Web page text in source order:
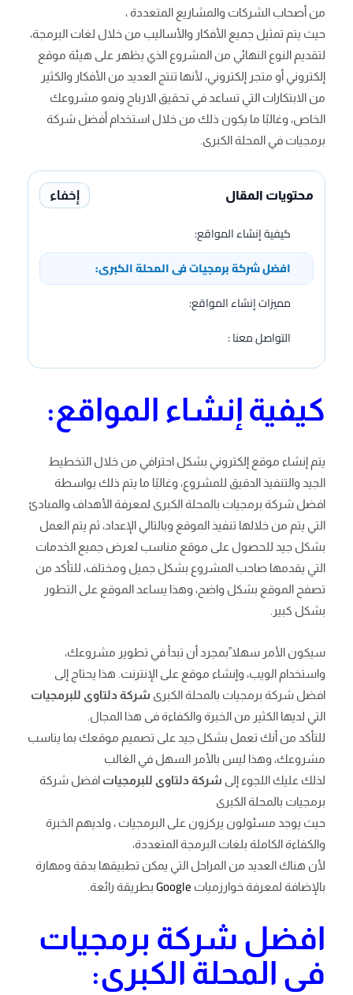
من أصحاب الشركات والمشاريع المتعددة ،
حيث يتم تمثيل جميع الأفكار والأساليب من خلال لغات البرمجة،
لتقديم النوع النهائي من المشروع الذي يظهر على هيئة موقع
إلكتروني أو متجر إلكتروني، لأنها تنتج العديد من الأفكار والكثير
من الابتكارات التي تساعد في تحقيق الارباح ونمو مشروعك
الخاص، وغالبًا ما يكون ذلك من خلال استخدام أفضل شركة
برمجيات في المحلة الكبرى.
محتويات المقال إخفاء
كيفية إنشاء المواقع:
افضل شركة برمجيات فى المحلة الكبرى:
مميزات إنشاء المواقع:
التواصل معنا :
كيفية إنشاء المواقع:
يتم إنشاء موقع إلكتروني بشكل احترافي من خلال التخطيط
الجيد والتنفيذ الدقيق للمشروع، وغالبًا ما يتم ذلك بواسطة
افضل شركة برمجيات بالمحلة الكبرى لمعرفة الأهداف والمبادئ
التي يتم من خلالها تنفيذ الموقع وبالتالي الإعداد، ثم يتم العمل
بشكل جيد للحصول على موقع مناسب لعرض جميع الخدمات
التي يقدمها صاحب المشروع بشكل جميل ومختلف، للتأكد من
تصفح الموقع بشكل واضح، وهذا يساعد الموقع على التطور
بشكل كبير.
سيكون الأمر سهلا ًبمجرد أن تبدأ في تطوير مشروعك،
واستخدام الويب، وإنشاء موقع على الإنترنت. هذا يحتاج إلى
افضل شركة برمجيات بالمحلة الكبرى شركة دلتاوى للبرمجيات
التي لديها الكثير من الخبرة والكفاءة فى هذا المجال.
للتأكد من أنك تعمل بشكل جيد على تصميم موقعك بما يناسب
مشروعك، وهذا ليس بالأمر السهل في الغالب
لذلك عليك اللجوء إلى شركة دلتاوى للبرمجيات افضل شركة
برمجيات بالمحلة الكبرى
حيث يوجد مسئولون يركزون على البرمجيات ، ولديهم الخبرة
والكفاءة الكاملة بلغات البرمجة المتعددة،
لأن هناك العديد من المراحل التي يمكن تطبيقها بدقة ومهارة
بالإضافة لمعرفة خوارزميات Google بطريقة رائعة.
افضل شركة برمجيات
فى المحلة الكبرى: